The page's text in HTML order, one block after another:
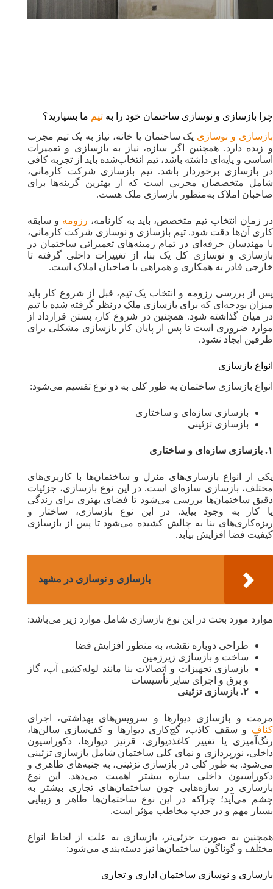
چرا بازسازی و نوسازی ساختمان خود را به تیم ما بسپارید؟
بازسازی و نوسازی یک ساختمان یا خانه، نیاز به یک تیم مجرب
و زبده دارد. همچنین اگر سازه، نیاز به بازسازی و تعمیرات
اساسی و پایه‌ای داشته باشد، تیم انتخاب‌شده باید از تجربه کافی
در بازسازی برخوردار باشد. تیم بازسازی شرکت کارمانی،
شامل متخصصان مجربی است که از بهترین گزینه‌ها برای
صاحبان املاک به‌منظور بازسازی ملک هست.
در زمان انتخاب تیم متخصص، باید به کارنامه، رزومه و سابقه‌
کاری آن‌ها دقت شود. تیم بازسازی و‌ نوسازی شرکت کارمانی،
با مهندسان حرفه‌ای در تمام زمینه‌های تعمیراتی ساختمان در
بازسازی و نوسازی کل یک بنا، از تغییرات داخلی گرفته تا
خارجی قادر به همکاری و همراهی با صاحبان املاک است.
پس از بررسی رزومه و انتخاب یک تیم، قبل از شروع کار باید
میزان بودجه‌ای که برای بازسازی ملک درنظر گرفته شده با تیم
در میان گذاشته‌ شود. همچنین در شروع کار، بستن قرارداد از
موارد ضروری است تا پس از پایان کار بازسازی مشکلی برای
طرفین ایجاد نشود.
انواع بازسازی
انواع بازسازی ساختمان به طور کلی به دو نوع تقسیم می‌شود:
بازسازی سازه‌ای و ساختاری
بازسازی تزئینی
۱. بازسازی سازه‌ای و ساختاری
یکی‌ از انواع بازسازی‌های منزل و ساختمان‌ها با کاربری‌های
مختلف، بازسازی سازه‌ای است. در این نوع بازسازی، جزئیات
دقیق ساختمان‌ها بررسی می‌شود تا فضای بهتری برای زندگی
یا کار به وجود بیاید. در این نوع بازسازی، ساختار و
ریزه‌کاری‌های بنا به چالش کشیده می‌شود تا پس از بازسازی
کیفیت فضا افزایش بیابد.
بازسازی و نوسازی در مشهد
موارد مورد بحث در این نوع بازسازی شامل موارد زیر می‌باشد:
طراحی دوباره نقشه، به منظور افزایش فضا
ساخت و بازسازی زیرزمین
بازسازی تجهیزات و اتصالات بنا مانند لوله‌کشی آب، گاز
و برق و اجرای سایر تأسیسات
۲. بازسازی تزئینی
مرمت و بازسازی دیوارها و سرویس‌های بهداشتی، اجرای
کناف و سقف کاذب، گچ‌کاری دیوارها و کف‌سازی سالن‌ها،
رنگ‌آمیزی یا تغییر کاغذدیواری، قرنیز دیوارها، دکوراسیون
داخلی، نورپردازی و نمای‌ کلی ساختمان شامل بازسازی تزئینی
می‌شود. به طور کلی در بازسازی تزئینی، به جنبه‌های ظاهری و
دکوراسیون داخلی سازه بیشتر اهمیت می‌دهد. این نوع
بازسازی در سازه‌هایی چون ساختمان‌های تجاری بیشتر به
‌چشم می‌آید؛ چرا‌که در این نوع ساختمان‌ها ظاهر و زیبایی
بسیار مهم و در جذب مخاطب مؤثر است.
همچنین به صورت جزئی‌‌تر، بازسازی به علت از لحاظ انواع
مختلف و گوناگون ساختمان‌ها نیز دسته‌بندی می‌شود:
بازسازی و نوسازی ساختمان اداری و تجاری